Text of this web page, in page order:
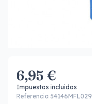
6,95 €
Impuestos incluidos
Referencia